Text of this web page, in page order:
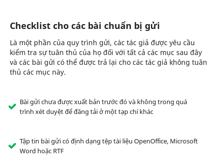
Checklist cho các bài chuẩn bị gửi
Là một phần của quy trình gửi, các tác giả được yêu cầu
kiểm tra sự tuân thủ của họ đối với tất cả các mục sau đây
và các bài gửi có thể được trả lại cho các tác giả không tuân
thủ các mục này.
Bài gửi chưa được xuất bản trước đó và không trong quá
trình xét duyệt để đăng tải ở một tạp chí khác
Tập tin bài gửi có định dạng tệp tài liệu OpenOffice, Microsoft
Word hoặc RTF